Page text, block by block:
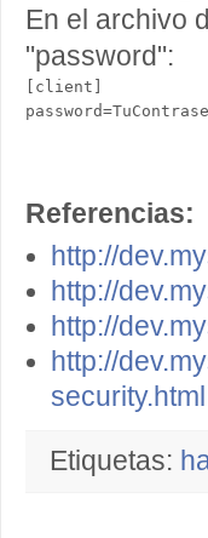
En el archivo
"password":
[client]
Referencias:
http://
http://
http://
http://
security.html
Etiquetas: